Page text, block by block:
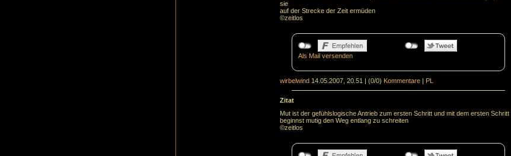
sie
auf der Strecke der Zeit ermüden
©zeitlos
Als Mail versenden
wirbelwind 14.05.2007, 20.51 (0/0) Kommentare PL
Zitat
Mut ist der gefühlslogische Antrieb zum ersten Schritt und mit dem ersten Schritt
beginnst mutig den Weg entlang zu schreiten
©zeitlos